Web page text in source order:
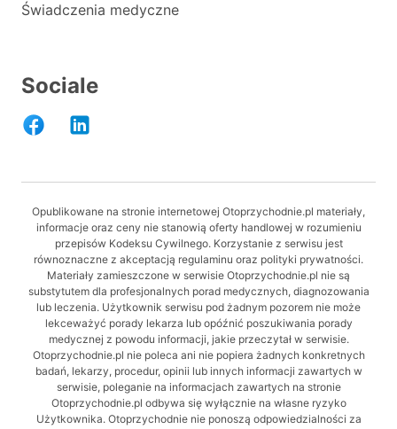
Świadczenia medyczne
Sociale
Opublikowane na stronie internetowej Otoprzychodnie.pl materiały,
informacje oraz ceny nie stanowią oferty handlowej w rozumieniu
przepisów Kodeksu Cywilnego. Korzystanie z serwisu jest
równoznaczne z akceptacją regulaminu oraz polityki prywatności.
Materiały zamieszczone w serwisie Otoprzychodnie.pl nie są
substytutem dla profesjonalnych porad medycznych, diagnozowania
lub leczenia. Użytkownik serwisu pod żadnym pozorem nie może
lekceważyć porady lekarza lub opóźnić poszukiwania porady
medycznej z powodu informacji, jakie przeczytał w serwisie.
Otoprzychodnie.pl nie poleca ani nie popiera żadnych konkretnych
badań, lekarzy, procedur, opinii lub innych informacji zawartych w
serwisie, poleganie na informacjach zawartych na stronie
Otoprzychodnie.pl odbywa się wyłącznie na własne ryzyko
Użytkownika. Otoprzychodnie nie ponoszą odpowiedzialności za